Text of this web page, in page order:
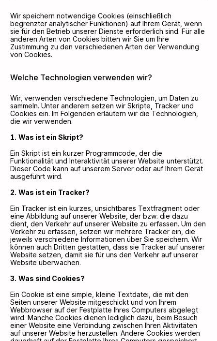
Wir speichern notwendige Cookies (einschließlich
begrenzter analytischer Funktionen) auf Ihrem Gerät, wenn
sie für den Betrieb unserer Dienste erforderlich sind. Für alle
anderen Arten von Cookies bitten wir Sie um Ihre
Zustimmung zu den verschiedenen Arten der Verwendung
von Cookies.
Welche Technologien verwenden wir?
Wir, verwenden verschiedene Technologien, um Daten zu
sammeln. Unter anderem setzen wir Skripte, Tracker und
Cookies ein. Im Folgenden erläutern wir die Technologien,
die wir verwenden.
Was ist ein Skript?
Ein Skript ist ein kurzer Programmcode, der die
Funktionalität und Interaktivität unserer Website unterstützt.
Dieser Code kann auf unserem Server oder auf Ihrem Gerät
ausgeführt wird.
Was ist ein Tracker?
Ein Tracker ist ein kurzes, unsichtbares Textfragment oder
eine Abbildung auf unserer Website, der bzw. die dazu
dient, den Verkehr auf unserer Website zu erfassen. Um den
Verkehr zu erfassen, setzen wir mehrere Tracker ein, die
jeweils verschiedene Informationen über Sie speichern. Wir
können auch Dritten gestatten, dass sie Tracker auf unserer
Website setzen, damit sie für uns den Verkehr auf unserer
Website überwachen.
Was sind Cookies?
Ein Cookie ist eine simple, kleine Textdatei, die mit den
Seiten unserer Website mitgeschickt und von Ihrem
Webbrowser auf der Festplatte Ihres Computers abgelegt
wird. Manche Cookies dienen lediglich dazu, beim Besuch
einer Website eine Verbindung zwischen Ihren Aktivitäten
auf unserer Website herzustellen. Andere Cookies werden